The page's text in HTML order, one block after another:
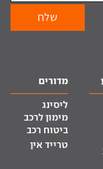
מדורים
ליסינג
מימון לרכב
ביטוח רכב
טרייד אין